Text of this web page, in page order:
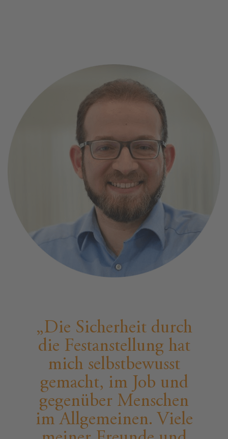
Die Sicherheit durch
die Festanstellung hat
mich selbstbewusst
gemacht, im Job und
gegenüber Menschen
im Allgemeinen. Viele